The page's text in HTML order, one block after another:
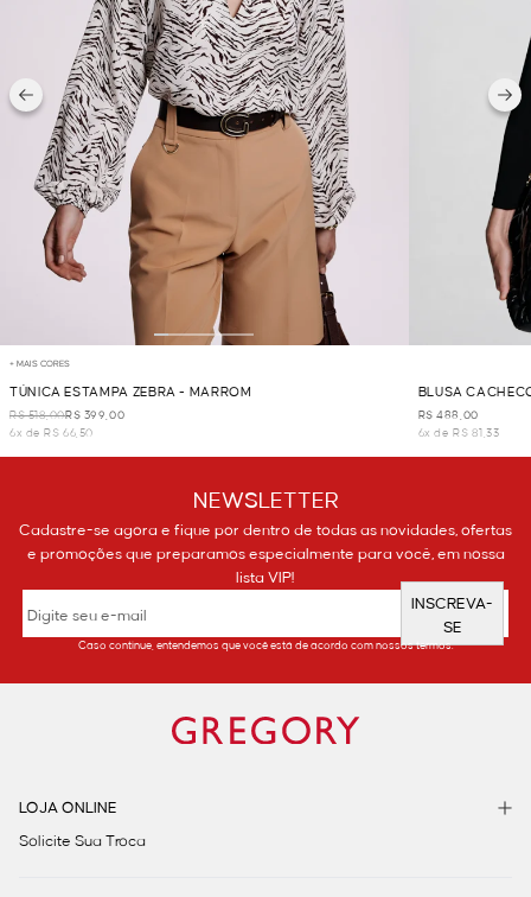
+ MAIS CORES
TÚNICA ESTAMPA ZEBRA - MARROM
R$ 518,00R$ 399,00
6x de R$ 66,50
BLUSA
R$ 488,00
6x de R$ 81,33
NEWSLETTER
Cadastre-se agora e fique por dentro de todas as novidades, ofertas
e promoções que preparamos especialmente para você, em nossa
lista VIP!
INSCREVA-
SE
Caso continue, entendemos que você está de acordo com nossos termos.
LOJA ONLINE
Solicite Sua Troca